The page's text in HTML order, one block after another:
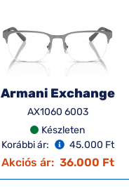
Armani Exchange
AX1060 6003
Készleten
Korábbi ár:
45.000 Ft
Akciós ár: 36.000 Ft